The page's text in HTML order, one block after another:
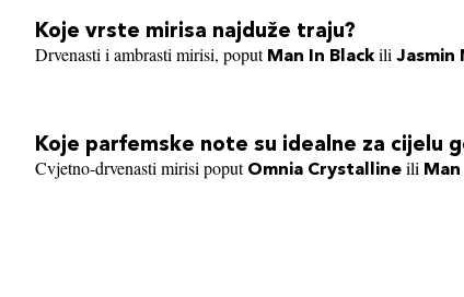
Koje vrste mirisa najduže traju?
Drvenasti i ambrasti mirisi, poput Man In Black ili Jasmin
Koje parfemske note su idealne za cijelu
Cvjetno-drvenasti mirisi poput Omnia Crystalline ili